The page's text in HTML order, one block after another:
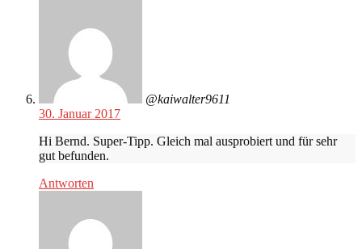
@kaiwalter9611
30. Januar 2017
Hi Bernd. Super-Tipp. Gleich mal ausprobiert und für sehr
gut befunden.
Antworten